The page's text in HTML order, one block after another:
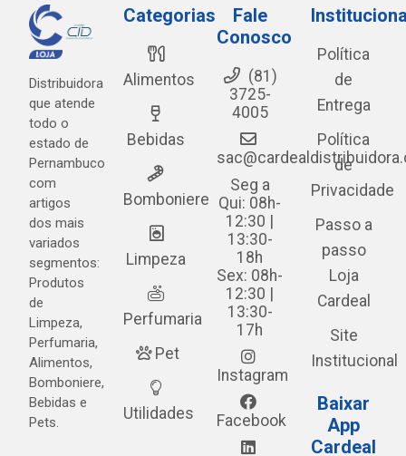
Distribuidora
que atende
todo o
estado de
Pernambuco
com
artigos
dos mais
variados
segmentos:
Produtos
de
Limpeza,
Perfumaria,
Alimentos,
Bomboniere,
Bebidas e
Pets.
Categorias
Alimentos
Bebidas
Bomboniere
Limpeza
Perfumaria
Pet
Utilidades
Fale
Conosco
(81)
3725-
4005
Seg a
Qui: 08h-
12:30 |
13:30-
18h
Sex: 08h-
12:30 |
13:30-
17h
Instagram
Facebook
Política
de
Entrega
Política
de
Privacidade
Passo a
passo
Loja
Cardeal
Site
Institucional
Baixar
App
Cardeal